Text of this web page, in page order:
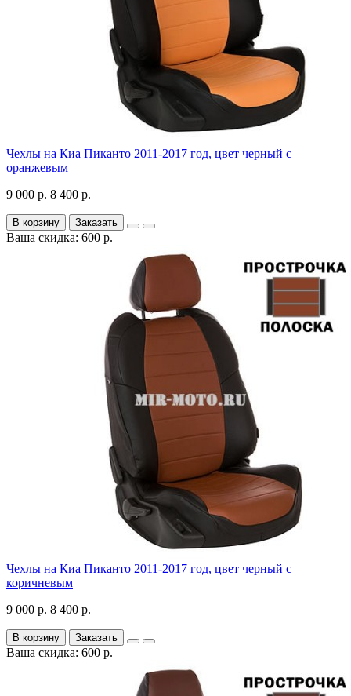
Чехлы на Киа Пиканто 2011-2017 год, цвет черный с
оранжевым
9 000 р. 8 400 р.
В корзину Заказать
Ваша скидка: 600 р.
Чехлы на Киа Пиканто 2011-2017 год, цвет черный с
коричневым
9 000 р. 8 400 р.
В корзину Заказать
Ваша скидка: 600 р.